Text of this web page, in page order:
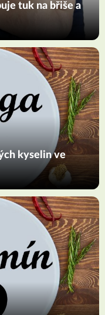
tuk na břiše a
kyselin ve